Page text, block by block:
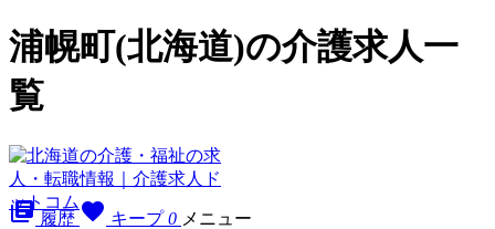
浦幌町(北海道)の介護求人一
覧
library_books 履歴 favorite キープ 0 メニュー